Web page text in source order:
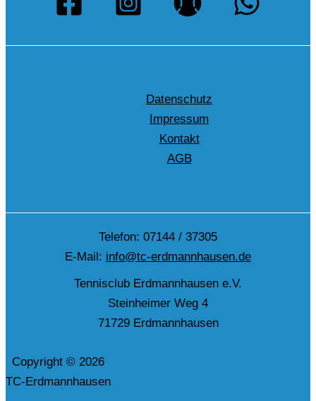
Datenschutz
Impressum
Kontakt
AGB
Telefon: 07144 / 37305
E-Mail: info@tc-erdmannhausen.de
Tennisclub Erdmannhausen e.V.
Steinheimer Weg 4
71729 Erdmannhausen
Copyright © 2026
TC-Erdmannhausen